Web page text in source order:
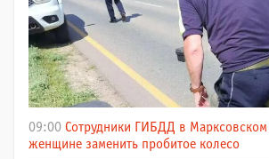
09:00 Сотрудники ГИБДД в Марксовском
женщине заменить пробитое колесо